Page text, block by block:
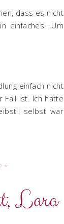
dass es nicht
einfaches „Um
einfach nicht
Fall ist. Ich hatte
selbst war
*